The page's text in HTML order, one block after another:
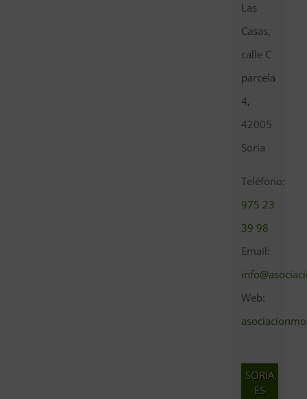
Las
Casas,
calle C
parcela
4,
42005
Soria
Teléfono:
975 23
39 98
Email:
Web:
SORIA,
ES